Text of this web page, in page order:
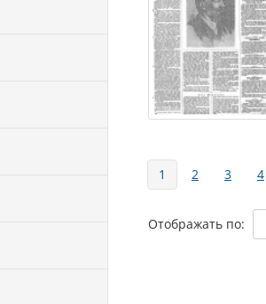
Страницы
1 2 3 4
Отображать по